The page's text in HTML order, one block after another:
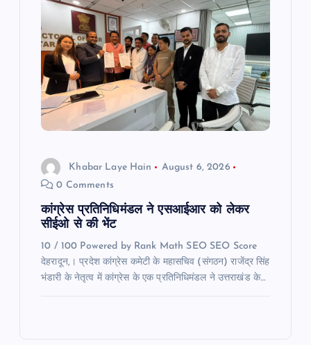
Khabar Laye Hain
August 6, 2026
0 Comments
कांग्रेस प्रतिनिधिमंडल ने एसआईआर को लेकर
सीईओ से की भेंट
10 / 100 Powered by Rank Math SEO SEO Score
देहरादून,। प्रदेश कांग्रेस कमेटी के महासचिव (संगठन) राजेंद्र सिंह
भंडारी के नेतृत्व में कांग्रेस के एक प्रतिनिधिमंडल ने उत्तराखंड के…